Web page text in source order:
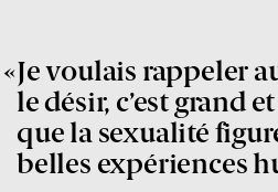
Je voulais rappeler
le désir, c’est grand
que la sexualité
belles expériences